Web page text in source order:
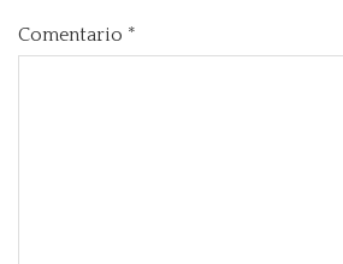
Comentario *